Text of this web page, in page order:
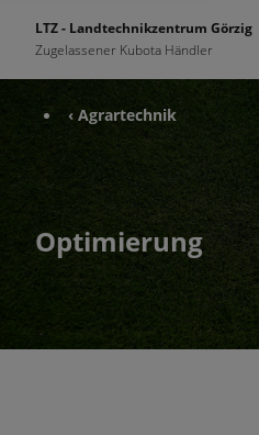
LTZ - Landtechnikzentrum Görzig
Zugelassener Kubota Händler
‹ Agrartechnik
Optimierung